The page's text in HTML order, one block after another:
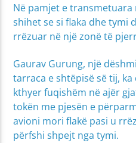
Në pamjet e
shihet se si flaka dhe tymi
rrëzuar në një zonë të
Gaurav Gurung, një
tarraca e shtëpisë së tij,
kthyer fuqishëm në ajër
tokën me pjesën e
avioni mori flakë pasi u
përfshi shpejt nga tymi.